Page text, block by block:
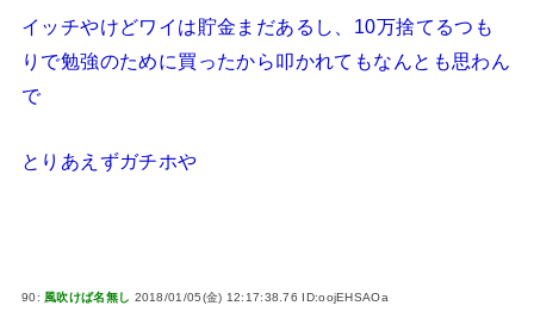
イッチやけどワイは貯金まだあるし、10万捨てるつも
りで勉強のために買ったから叩かれてもなんとも思わん
で
とりあえずガチホや
90: 風吹けば名無し 2018/01/05(金) 12:17:38.76 ID:oojEHSAOa